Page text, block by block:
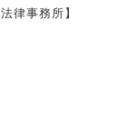
律事務所】